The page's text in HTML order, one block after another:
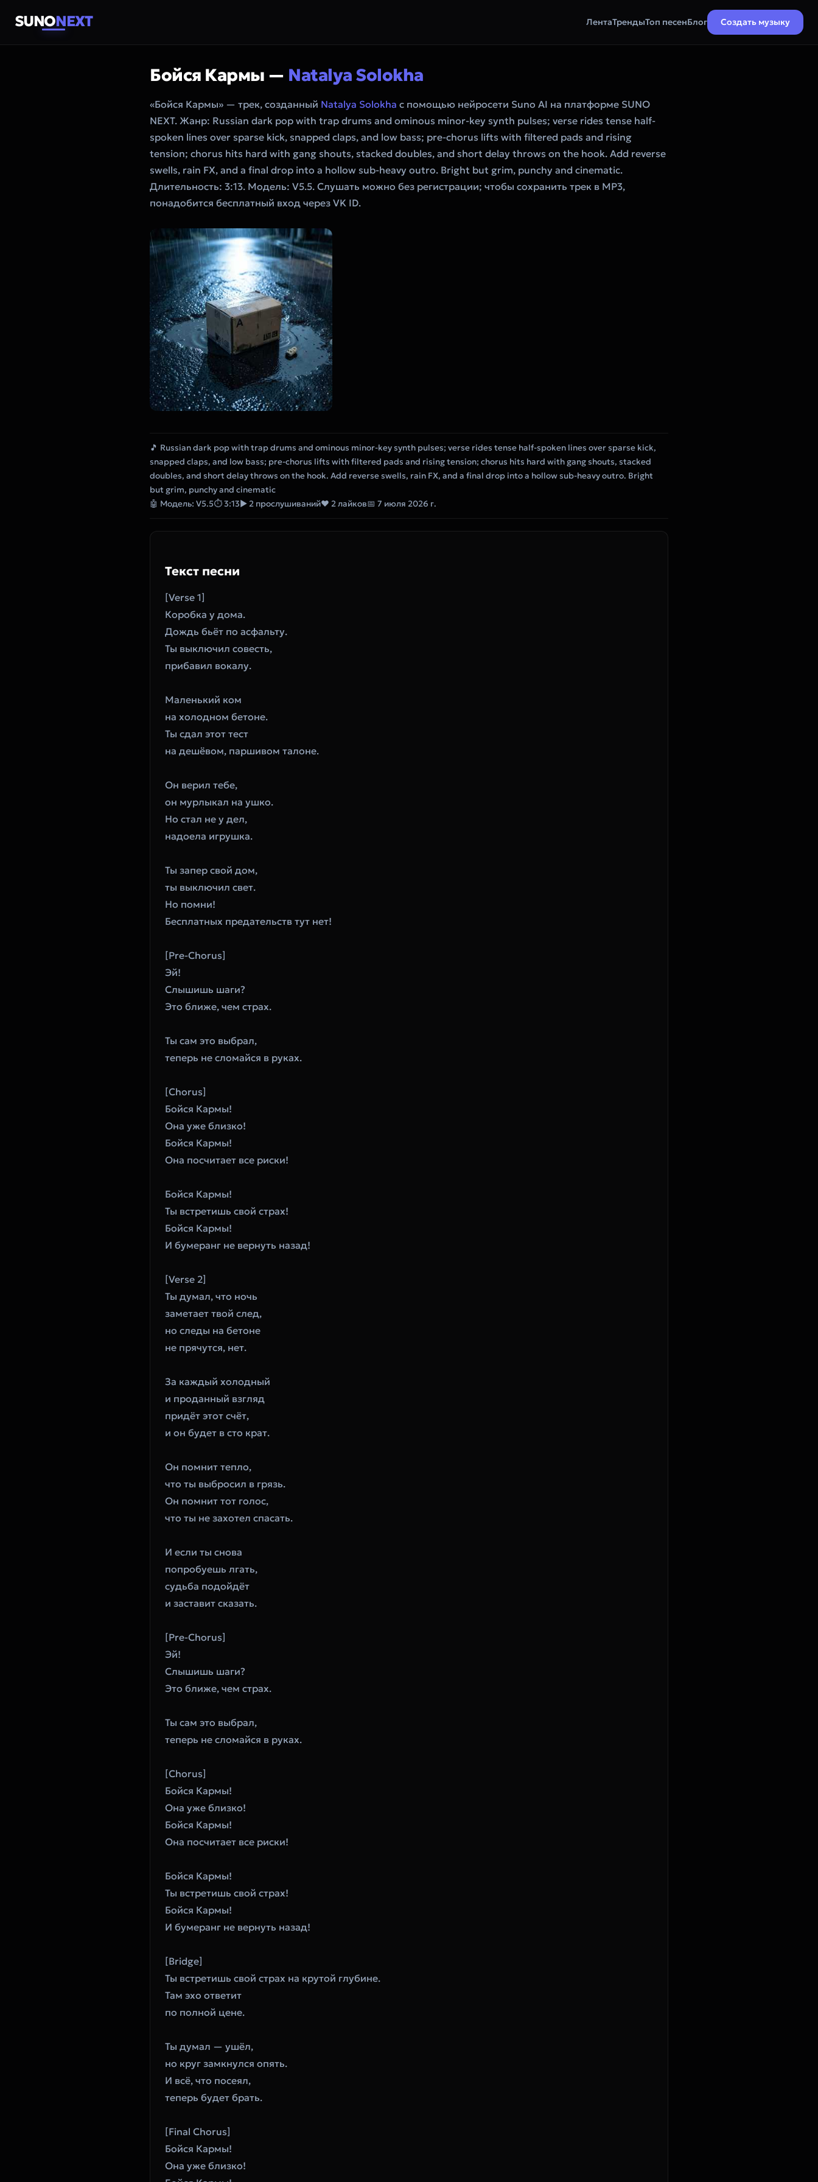
SUNONEXT ЛентаТрендыТоп песенБлог Создать музыку
Бойся Кармы — Natalya Solokha
«Бойся Кармы» — трек, созданный Natalya Solokha с помощью нейросети Suno AI на платформе SUNO
NEXT. Жанр: Russian dark pop with trap drums and ominous minor-key synth pulses; verse rides tense half-
spoken lines over sparse kick, snapped claps, and low bass; pre-chorus lifts with filtered pads and rising
tension; chorus hits hard with gang shouts, stacked doubles, and short delay throws on the hook. Add reverse
swells, rain FX, and a final drop into a hollow sub-heavy outro. Bright but grim, punchy and cinematic.
Длительность: 3:13. Модель: V5.5. Слушать можно без регистрации; чтобы сохранить трек в MP3,
понадобится бесплатный вход через VK ID.
🎵 Russian dark pop with trap drums and ominous minor-key synth pulses; verse rides tense half-spoken lines over sparse kick,
snapped claps, and low bass; pre-chorus lifts with filtered pads and rising tension; chorus hits hard with gang shouts, stacked
doubles, and short delay throws on the hook. Add reverse swells, rain FX, and a final drop into a hollow sub-heavy outro. Bright
but grim, punchy and cinematic
🤖 Модель: V5.5⏱ 3:13▶ 2 прослушиваний❤ 2 лайков📅 7 июля 2026 г.
Текст песни
[Verse 1]
Коробка у дома.
Дождь бьёт по асфальту.
Ты выключил совесть,
прибавил вокалу.
Маленький ком
на холодном бетоне.
Ты сдал этот тест
на дешёвом, паршивом талоне.
Он верил тебе,
он мурлыкал на ушко.
Но стал не у дел,
надоела игрушка.
Ты запер свой дом,
ты выключил свет.
Но помни!
Бесплатных предательств тут нет!
[Pre-Chorus]
Эй!
Слышишь шаги?
Это ближе, чем страх.
Ты сам это выбрал,
теперь не сломайся в руках.
[Chorus]
Бойся Кармы!
Она уже близко!
Бойся Кармы!
Она посчитает все риски!
Бойся Кармы!
Ты встретишь свой страх!
Бойся Кармы!
И бумеранг не вернуть назад!
[Verse 2]
Ты думал, что ночь
заметает твой след,
но следы на бетоне
не прячутся, нет.
За каждый холодный
и проданный взгляд
придёт этот счёт,
и он будет в сто крат.
Он помнит тепло,
что ты выбросил в грязь.
Он помнит тот голос,
что ты не захотел спасать.
И если ты снова
попробуешь лгать,
судьба подойдёт
и заставит сказать.
[Pre-Chorus]
Эй!
Слышишь шаги?
Это ближе, чем страх.
Ты сам это выбрал,
теперь не сломайся в руках.
[Chorus]
Бойся Кармы!
Она уже близко!
Бойся Кармы!
Она посчитает все риски!
Бойся Кармы!
Ты встретишь свой страх!
Бойся Кармы!
И бумеранг не вернуть назад!
[Bridge]
Ты встретишь свой страх на крутой глубине.
Там эхо ответит
по полной цене.
Ты думал — ушёл,
но круг замкнулся опять.
И всё, что посеял,
теперь будет брать.
[Final Chorus]
Бойся Кармы!
Она уже близко!